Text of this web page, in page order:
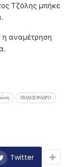
Τζόλης μπήκε
η αναμέτρηση
ΠΟΔΟΣΦΑΙΡΟ
Twitter